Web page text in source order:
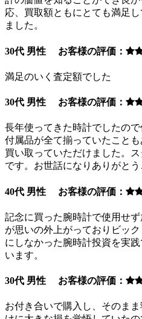
応、買取額ともにとても満足
ました。
30代 男性 お客様の評価：
満足のいく査定額でした
30代 男性 お客様の評価：
長年使ってきた時計でしたの
付属品が全て揃っていたこと
買い取っていただけました。
です。お世話になりありがとう
40代 男性 お客様の評価：
記念に買った腕時計で使用せ
が思いの外上がっておりビッ
にしなかった腕時計投資を実
います。
30代 男性 お客様の評価：
お付き合いで購入し、そのま